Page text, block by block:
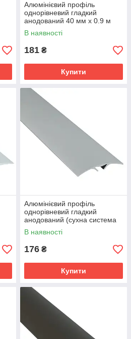
Алюмінієвий профіль
однорівневий гладкий
анодований 40 мм х 0.9 м
срібло
В наявності
181 ₴
Купити
Алюмінієвий профіль
однорівневий гладкий
анодований (сухна система
кріплення) 40 мм х 0.9 м
срібло
В наявності
176 ₴
Купити